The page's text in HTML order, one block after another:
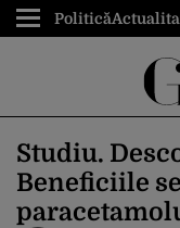
Politică
Studiu.
Beneficiile